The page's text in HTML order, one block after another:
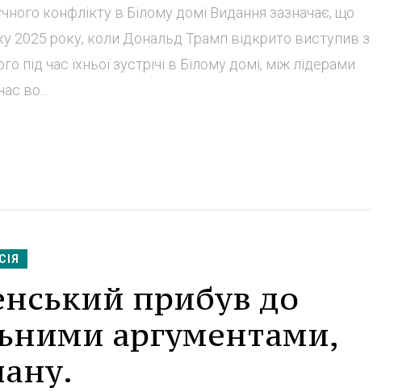
конфлікту в Білому домі Видання зазначає, що
2025 року, коли Дональд Трамп відкрито виступив з
час їхньої зустрічі в Білому домі, між лідерами
во...
прибув до
аргументами,